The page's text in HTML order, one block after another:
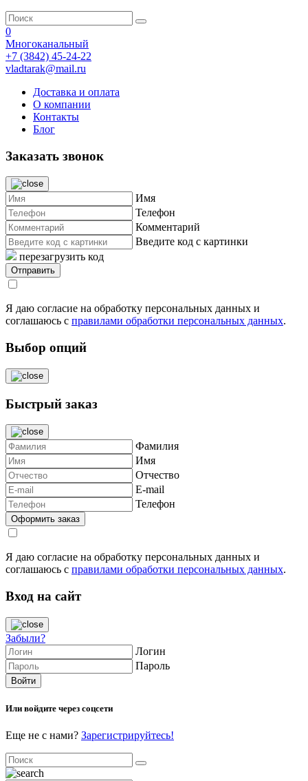
0
Многоканальный
+7 (3842) 45-24-22
vladtarak@mail.ru
Доставка и оплата
О компании
Контакты
Блог
Заказать звонок
Имя
Телефон
Комментарий
Введите код с картинки
перезагрузить код
Я даю согласие на обработку персональных данных и
соглашаюсь с правилами обработки персональных данных.
Выбор опций
Быстрый заказ
Фамилия
Имя
Отчество
E-mail
Телефон
Я даю согласие на обработку персональных данных и
соглашаюсь с правилами обработки персональных данных.
Вход на сайт
Забыли?
Логин
Пароль
Или войдите через соцсети
Еще не с нами? Зарегистрируйтесь!